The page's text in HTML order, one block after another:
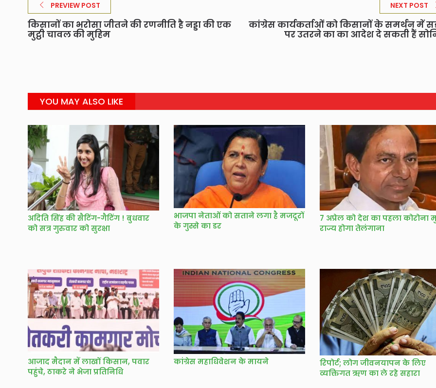
PREVIEW POST
किसानों का भरोसा जीतने की रणनीति है नड्डा की एक
मुट्ठी चावल की मुहिम
NEXT POST
कांग्रेस कार्यकर्ताओं को किसानों के समर्थन में
पर उतरने का का आदेश दे सकती हैं
YOU MAY ALSO LIKE
अदिति सिंह की सैटिंग-गैटिंग ! बुधवार
को सत्र गुरुवार को सुरक्षा
भाजपा नेताओं को सताने लगा है मजदूरों
के गुस्से का डर
7 अप्रेल को देश का पहला कोरोना
राज्य होगा तेलंगाना
आजाद मैदान में लाखों किसान, पवार
पहुंचे, ठाकरे ने भेजा प्रतिनिधि
कांग्रेस महाधिवेशन के मायने
रिपोर्ट; लोग जीवनयापन के लिए
व्यक्तिगत ऋण का ले रहे सहारा